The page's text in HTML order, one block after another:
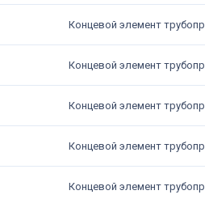
Концевой элемент
Концевой элемент
Концевой элемент
Концевой элемент
Концевой элемент